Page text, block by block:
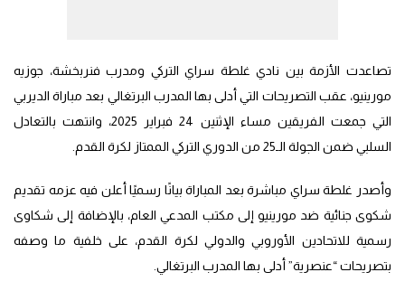
تصاعدت الأزمة بين نادي غلطة سراي التركي ومدرب فنربخشة، جوزيه
مورينيو، عقب التصريحات التي أدلى بها المدرب البرتغالي بعد مباراة الديربي
التي جمعت الفريقين مساء الإثنين 24 فبراير 2025، وانتهت بالتعادل
السلبي ضمن الجولة الـ25 من الدوري التركي الممتاز لكرة القدم.
وأصدر غلطة سراي مباشرة بعد المباراة بيانًا رسميًا أعلن فيه عزمه تقديم
شكوى جنائية ضد مورينيو إلى مكتب المدعي العام، بالإضافة إلى شكاوى
رسمية للاتحادين الأوروبي والدولي لكرة القدم، على خلفية ما وصفه
بتصريحات “عنصرية” أدلى بها المدرب البرتغالي.